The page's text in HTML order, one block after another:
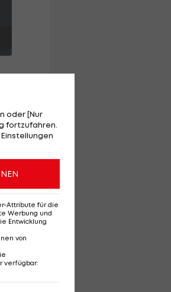
oder [Nur
fortzufahren.
Attribute für die
Werbung und
Entwicklung
von
verfügbar: